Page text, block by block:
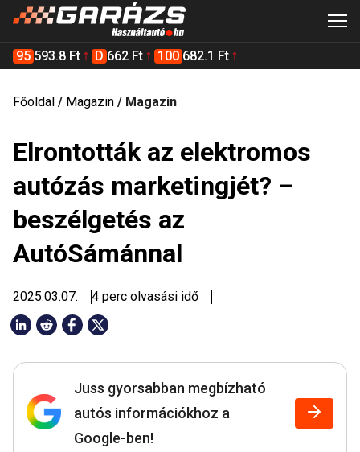
95 593.8 Ft D 662 Ft 100 682.1 Ft
Főoldal / Magazin / Magazin
Elrontották az elektromos
autózás marketingjét? –
beszélgetés az
AutóSámánnal
2025.03.07. 4 perc olvasási idő
Juss gyorsabban megbízható
autós információkhoz a
Google-ben!